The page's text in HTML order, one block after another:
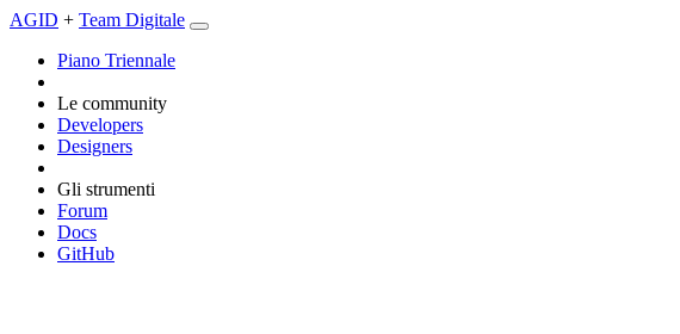
AGID + Team Digitale
Piano Triennale
Le community
Developers
Designers
Gli strumenti
Forum
Docs
GitHub